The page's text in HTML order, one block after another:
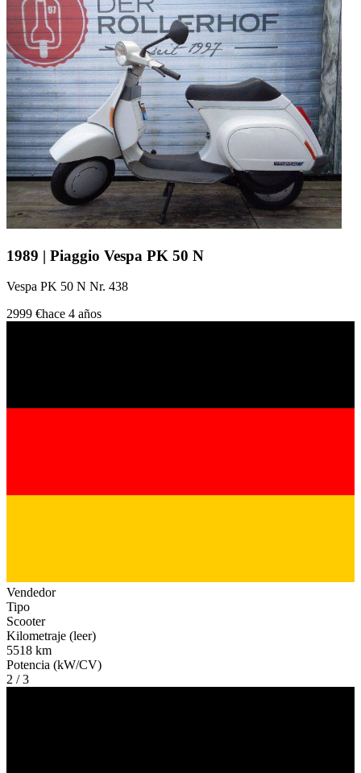
1989 | Piaggio Vespa PK 50 N
Vespa PK 50 N Nr. 438
2999 €hace 4 años
Vendedor
Tipo
Scooter
Kilometraje (leer)
5518 km
Potencia (kW/CV)
2 / 3